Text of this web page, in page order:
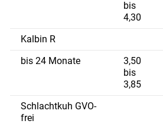
bis
4,30
Kalbin R
bis 24 Monate
3,50
bis
3,85
Schlachtkuh GVO-
frei